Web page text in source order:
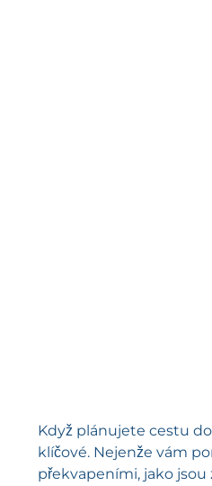
Když plánujete cestu
klíčové. Nejenže vám
překvapeními, jako